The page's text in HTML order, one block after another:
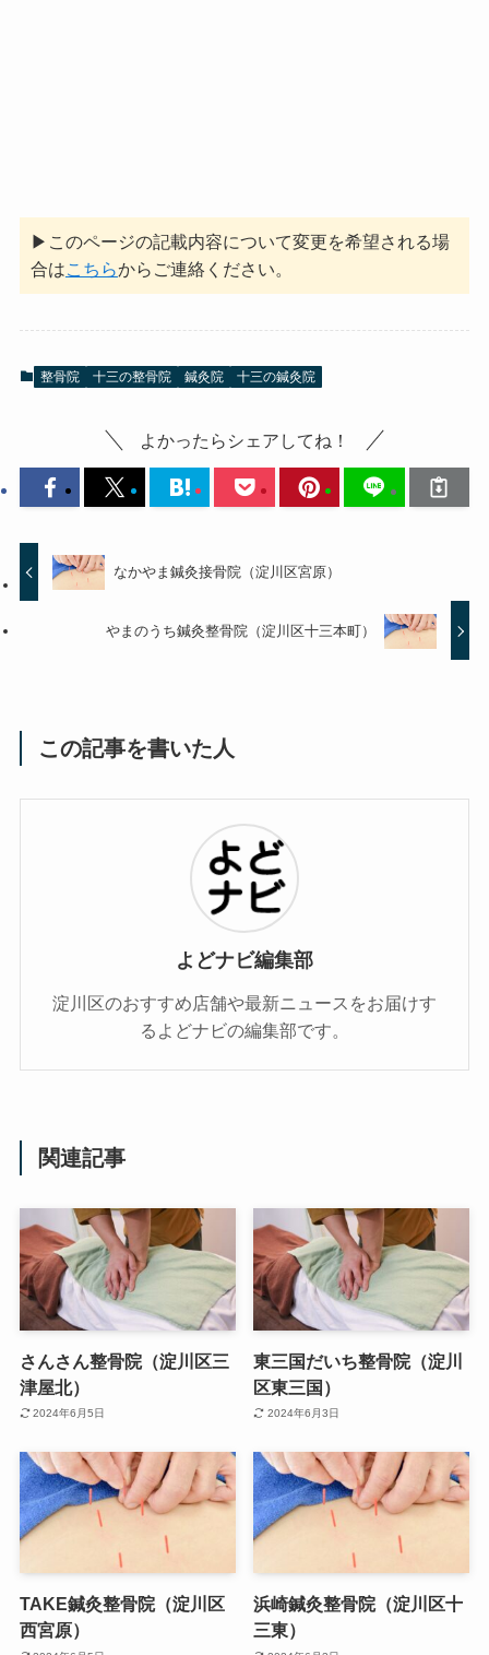
▶このページの記載内容について変更を希望される場
合はこちらからご連絡ください。
整骨院 十三の整骨院 鍼灸院 十三の鍼灸院
よかったらシェアしてね！
なかやま鍼灸接骨院（淀川区宮原）
やまのうち鍼灸整骨院（淀川区十三本町）
この記事を書いた人
よどナビ編集部
淀川区のおすすめ店舗や最新ニュースをお届けす
るよどナビの編集部です。
関連記事
さんさん整骨院（淀川区三
津屋北）
2024年6月5日
東三国だいち整骨院（淀川
区東三国）
2024年6月3日
TAKE鍼灸整骨院（淀川区
西宮原）
浜崎鍼灸整骨院（淀川区十
三東）